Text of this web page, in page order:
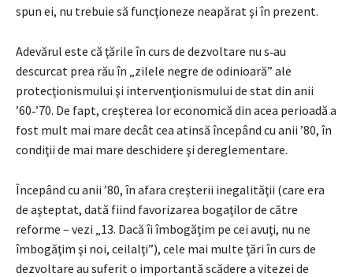
spun ei, nu trebuie să funcţioneze neapărat şi în prezent.
Adevărul este că ţările în curs de dezvoltare nu s‑au
descurcat prea rău în „zilele negre de odinioară” ale
protecţionismului şi intervenţio­nismului de stat din anii
’60‑’70. De fapt, creşterea lor economică din acea perioadă a
fost mult mai mare decât cea atinsă începând cu anii ’80, în
condiţii de mai mare deschidere şi dereglementare.
Începând cu anii ’80, în afara creşterii inegalităţii (care era
de aşteptat, dată fiind favorizarea bogaţilor de către
reforme – vezi „13. Dacă îi îmbo­găţim pe cei avuţi, nu ne
îmbogăţim şi noi, ceilalţi”), cele mai multe ţări în curs de
dezvoltare au suferit o importantă scădere a vitezei de